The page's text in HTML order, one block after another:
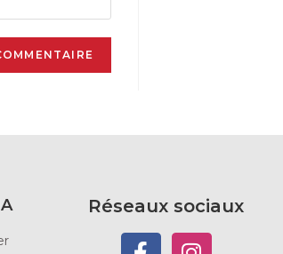
Réseaux sociaux